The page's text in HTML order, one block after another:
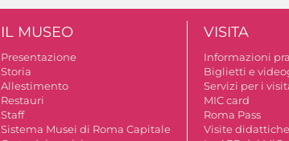
IL MUSEO
Presentazione
Storia
Allestimento
Restauri
Staff
Sistema Musei di Roma Capitale
VISITA
Informazioni
Biglietti e
Servizi per i
MIC card
Roma Pass
Visite didattiche